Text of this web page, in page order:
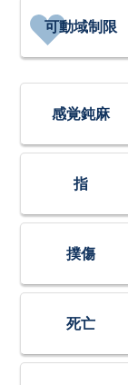
可動域制限
感覚鈍麻
指
撲傷
死亡